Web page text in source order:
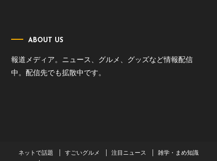
ABOUT US
報道メディア。ニュース、グルメ、グッズなど情報配信
中。配信先でも拡散中です。
ネットで話題 すごいグルメ 注目ニュース 雑学・まめ知識